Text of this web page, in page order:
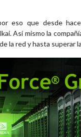
eso que desde
Así mismo la
la red y hasta superar